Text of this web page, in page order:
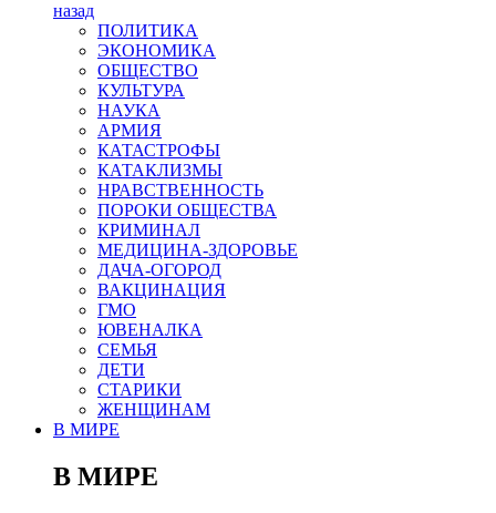
назад
ПОЛИТИКА
ЭКОНОМИКА
ОБЩЕСТВО
КУЛЬТУРА
НАУКА
АРМИЯ
КАТАСТРОФЫ
КАТАКЛИЗМЫ
НРАВСТВЕННОСТЬ
ПОРОКИ ОБЩЕСТВА
КРИМИНАЛ
МЕДИЦИНА-ЗДОРОВЬЕ
ДАЧА-ОГОРОД
ВАКЦИНАЦИЯ
ГМО
ЮВЕНАЛКА
СЕМЬЯ
ДЕТИ
СТАРИКИ
ЖЕНЩИНАМ
В МИРЕ
В МИРЕ